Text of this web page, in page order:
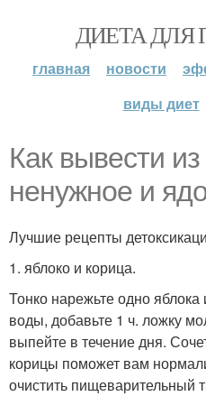
ДИЕТА ДЛЯ
главная новости
виды диет
Как вывести
ненужное и
Лучшие рецепты
1. яблоко и корица.
Тонко нарежьте одно
воды, добавьте 1 ч. ложку
выпейте в течение дня.
корицы поможет вам
очистить пищеварительный